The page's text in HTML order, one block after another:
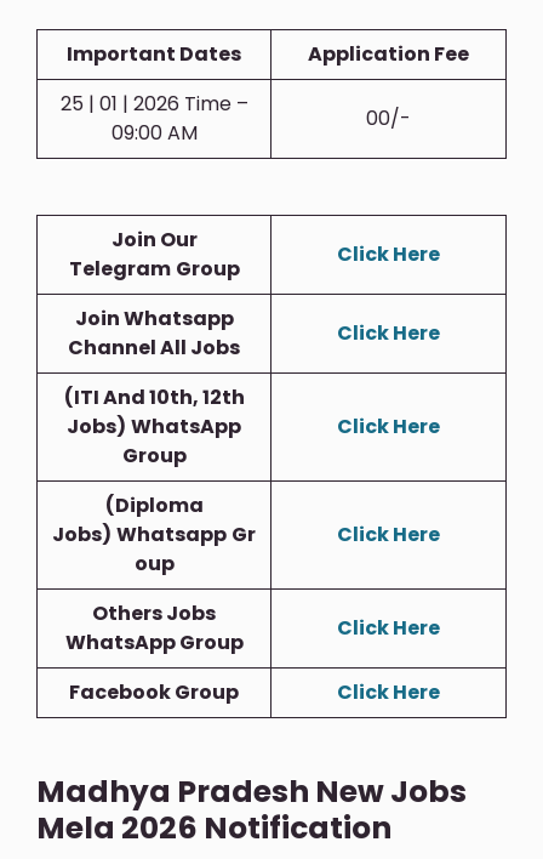
Important Dates
Application Fee
25 | 01 | 2026 Time –
09:00 AM
00/-
Join Our
Telegram Group
Click Here
Join Whatsapp
Channel All Jobs
Click Here
(ITI And 10th, 12th
Jobs) WhatsApp
Group
Click Here
(Diploma
Jobs) Whatsapp Gr
Oup
Click Here
Others Jobs
WhatsApp Group
Click Here
Facebook Group Click Here
Madhya Pradesh New Jobs
Mela 2026 Notification